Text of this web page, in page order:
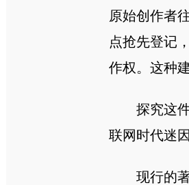
原始创作者
点抢先登记
作权。这种
探究这
联网时代迷
现行的